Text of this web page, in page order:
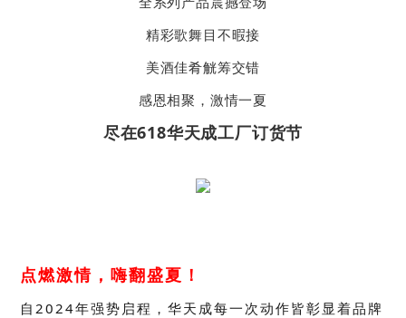
精彩歌舞目不暇接
美酒佳肴觥筹交错
感恩相聚，激情一夏
尽在618华天成工厂订货节
点燃激情，嗨翻盛夏！
自2024年强势启程，华天成每一次动作皆彰显着品牌